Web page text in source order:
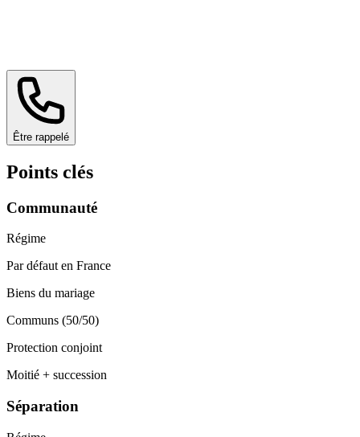
Être rappelé
Points clés
Communauté
Régime
Par défaut en France
Biens du mariage
Communs (50/50)
Protection conjoint
Moitié + succession
Séparation